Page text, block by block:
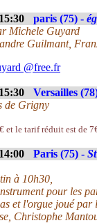
15:30 paris (75) -
Michele Guyard
Guilmant,
@free.fr
15:30 Versailles
de Grigny
et le tarif réduit est de
14:00 Paris (75) -
à 10h30,
pour les
et l'orgue joué
Christophe